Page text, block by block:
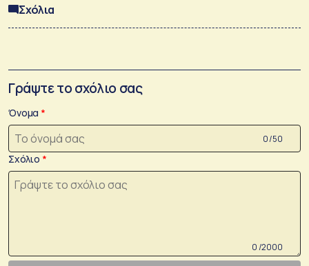
Σχόλια
Γράψτε το σχόλιο σας
Όνομα
0 /50
Σχόλιο
0 /2000